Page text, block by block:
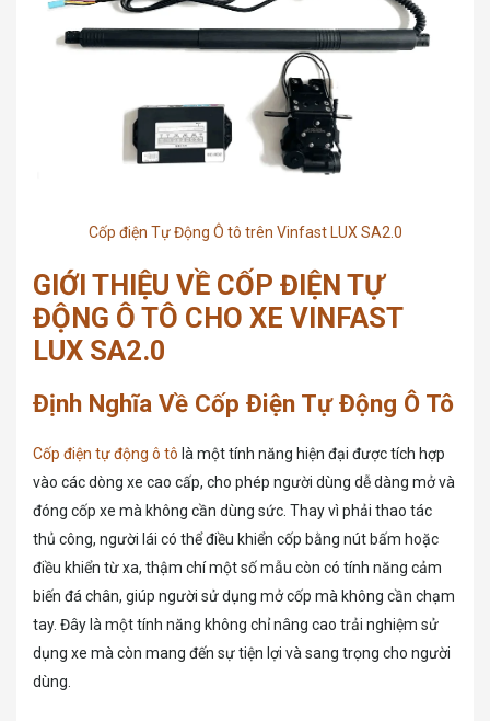
Cốp điện Tự Động Ô tô trên Vinfast LUX SA2.0
GIỚI THIỆU VỀ CỐP ĐIỆN TỰ
ĐỘNG Ô TÔ CHO XE VINFAST
LUX SA2.0
Định Nghĩa Về Cốp Điện Tự Động Ô Tô
Cốp điện tự động ô tô là một tính năng hiện đại được tích hợp
vào các dòng xe cao cấp, cho phép người dùng dễ dàng mở và
đóng cốp xe mà không cần dùng sức. Thay vì phải thao tác
thủ công, người lái có thể điều khiển cốp bằng nút bấm hoặc
điều khiển từ xa, thậm chí một số mẫu còn có tính năng cảm
biến đá chân, giúp người sử dụng mở cốp mà không cần chạm
tay. Đây là một tính năng không chỉ nâng cao trải nghiệm sử
dụng xe mà còn mang đến sự tiện lợi và sang trọng cho người
dùng.